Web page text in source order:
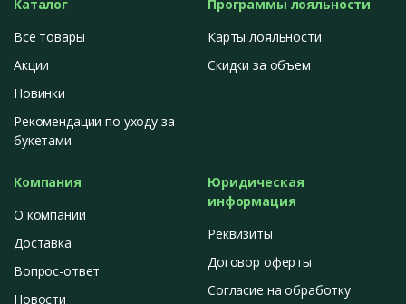
Каталог
Все товары
Акции
Новинки
Рекомендации по уходу за
букетами
Программы лояльности
Карты лояльности
Скидки за объем
Компания
О компании
Доставка
Вопрос-ответ
Новости
Юридическая
информация
Реквизиты
Договор оферты
Согласие на обработку